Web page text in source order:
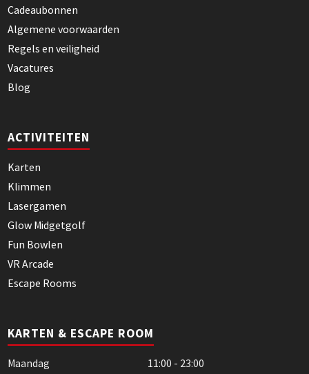
Cadeaubonnen
Algemene voorwaarden
Regels en veiligheid
Vacatures
Blog
ACTIVITEITEN
Karten
Klimmen
Lasergamen
Glow Midgetgolf
Fun Bowlen
VR Arcade
Escape Rooms
KARTEN & ESCAPE ROOM
Maandag
11:00 - 23:00